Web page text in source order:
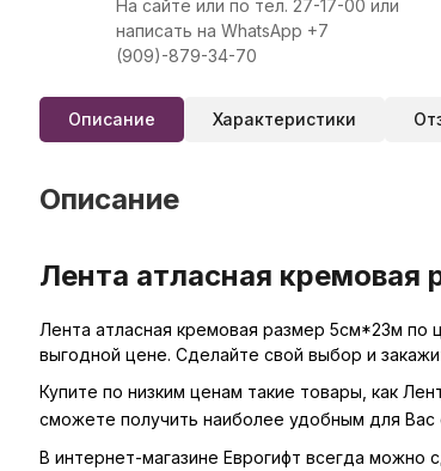
На сайте или по тел. 27-17-00 или
написать на WhatsApp +7
(909)-879-34-70
Описание Характеристики
Описание
Лента атласная кремовая
Лента атласная кремовая размер 5см*23м по
выгодной цене. Сделайте свой выбор и
Купите по низким ценам такие товары, как
сможете получить наиболее удобным для
В интернет-магазине Еврогифт всегда можно